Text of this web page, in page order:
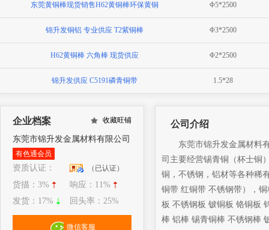
东莞黄铜棒现货销售H62黄铜棒环保黄铜 Φ5*2500
锦升发铜铝 专业供应 T2紫铜棒 Φ3*2500
H62黄铜棒 六角棒 现货供应 Φ2*2500
锦升发供应 C5191磷青铜带 1.5*28
企业档案 收藏旺铺
东莞市锦升发金属材料有限公司
有色通会员
资质认证： （已认证）
货描： 3% 响应： 11%
发货： 17% 回头率： 25%
微信客服
公司介绍
东莞市锦升发金属材料
司主要经营锡青铜（杯士铜
铜，不锈钢，铝材等各种稀
铜带 红铜带 不锈钢带），
板 不锈钢板 铍铜板 铬铜板
棒 铝棒 锡青铜棒 不锈钢棒